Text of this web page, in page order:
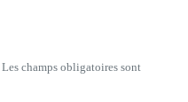
Les champs obligatoires sont